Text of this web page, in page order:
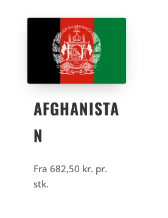
AFGHANISTA
N
Fra 682,50 kr. pr.
stk.